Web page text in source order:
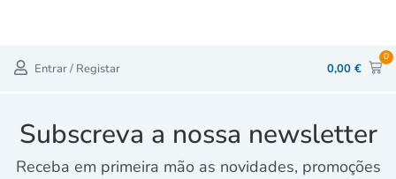
Entrar / Registar 0,00 €
0
Subscreva a nossa newsletter
Receba em primeira mão as novidades, promoções